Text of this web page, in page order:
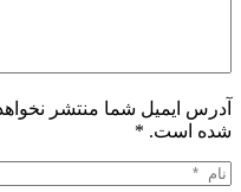
آدرس ایمیل شما منتشر
شده است. *